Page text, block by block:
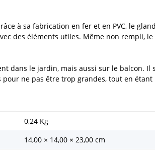
à sa fabrication en fer et en PVC, le
des éléments utiles. Même non rempli,
dans le jardin, mais aussi sur le balcon.
ne pas être trop grandes, tout en
0,24 Kg
14,00 × 14,00 × 23,00 cm